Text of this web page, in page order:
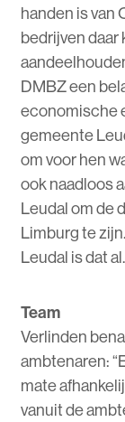
handen is van
bedrijven daar
DMBZ een
economische
gemeente
om voor hen
ook naadloos
Leudal om de
Limburg te
Leudal is dat al.
Team
Verlinden
ambtenaren:
mate
vanuit de